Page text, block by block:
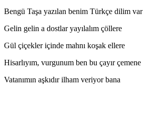
Bengü Taşa yazılan benim Türkçe dilim var
Gelin gelin a dostlar yayılalım çöllere
Gül çiçekler içinde mahnı koşak ellere
Hisarlıyım, vurgunum ben bu çayır çemene
Vatanımın aşkıdır ilham veriyor bana